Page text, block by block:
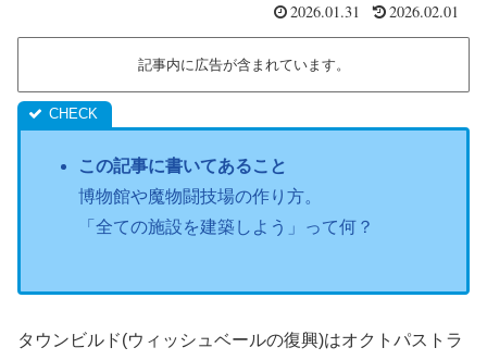
2026.01.31 2026.02.01
記事内に広告が含まれています。
この記事に書いてあること
博物館や魔物闘技場の作り方。
「全ての施設を建築しよう」って何？
タウンビルド(ウィッシュベールの復興)はオクトパストラ